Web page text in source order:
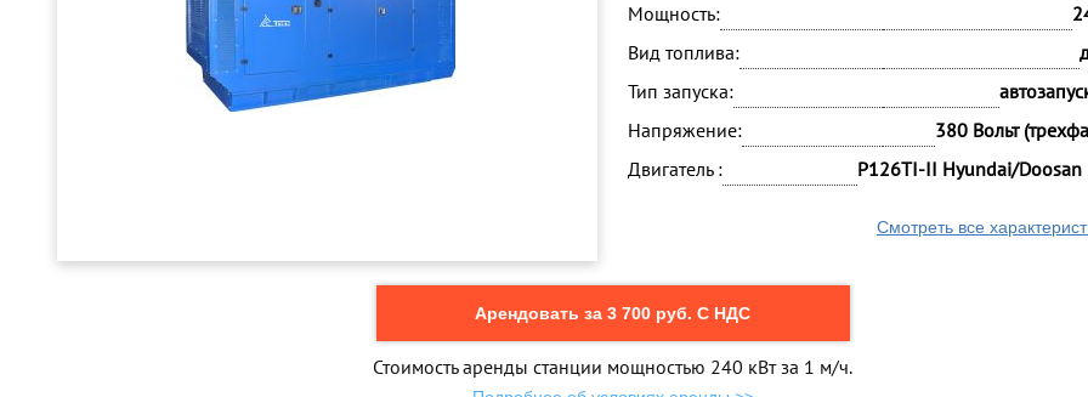
Мощность:
Вид топлива:
Тип запуска:
Напряжение:
380 Вольт
Двигатель :
P126TI-II Hyundai/
Смотреть все
Арендовать за 3 700 руб. С НДС
Стоимость аренды станции мощностью 240 кВт за 1 м/ч.